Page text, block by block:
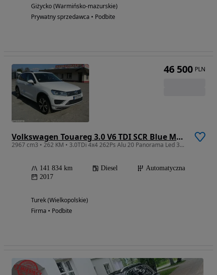
Giżycko (Warmińsko-mazurskie)
Prywatny sprzedawca • Podbite
Volkswagen Touareg 3.0 V6 TDI SCR Blue Motion DPF Automatik
2967 cm3 • 262 KM • 3.0TDi 4x4 262Ps Alu 20 Panorama Led 360* Skóra 141T.Km Zarejestrowany
141 834 km Diesel
Automatyczna
2017
Turek (Wielkopolskie)
Firma • Podbite
46 500 PLN